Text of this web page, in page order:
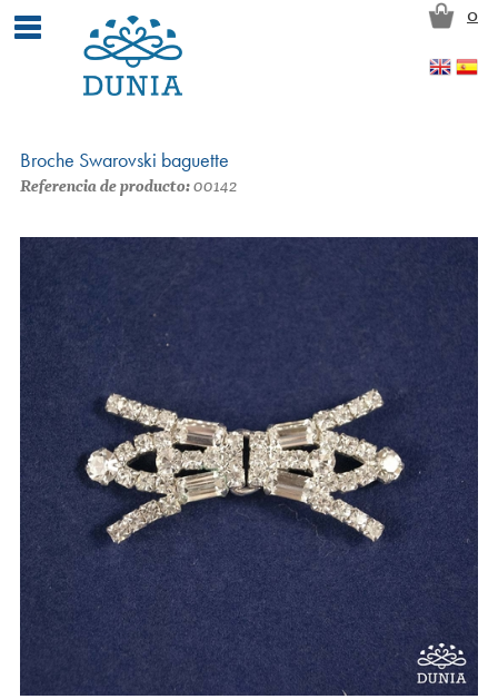
Pasar al contenido principal 0
Broche Swarovski baguette
Referencia de producto:00142